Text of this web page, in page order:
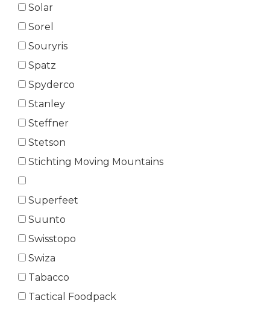
Solar
Sorel
Souryris
Spatz
Spyderco
Stanley
Steffner
Stetson
Stichting Moving Mountains
Superfeet
Suunto
Swisstopo
Swiza
Tabacco
Tactical Foodpack